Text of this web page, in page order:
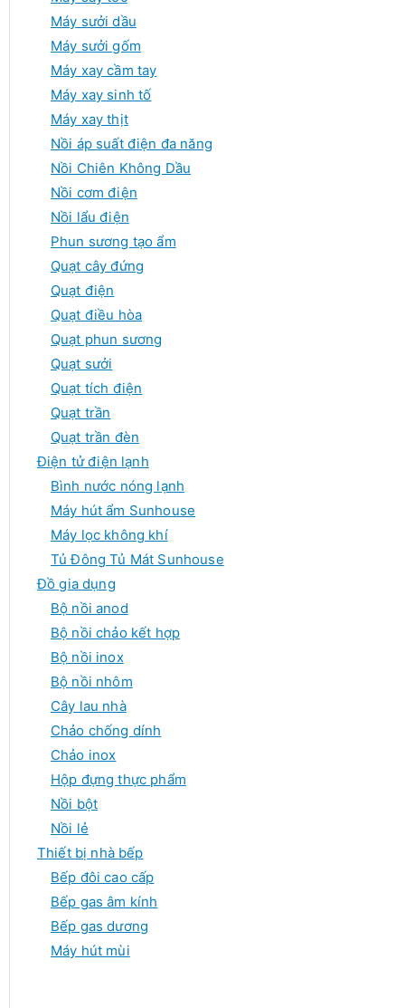
Máy sưởi dầu
Máy sưởi gốm
Máy xay cầm tay
Máy xay sinh tố
Máy xay thịt
Nồi áp suất điện đa năng
Nồi Chiên Không Dầu
Nồi cơm điện
Nồi lẩu điện
Phun sương tạo ẩm
Quạt cây đứng
Quạt điện
Quạt điều hòa
Quạt phun sương
Quạt sưởi
Quạt tích điện
Quạt trần
Quạt trần đèn
Điện tử điện lạnh
Bình nước nóng lạnh
Máy hút ẩm Sunhouse
Máy lọc không khí
Tủ Đông Tủ Mát Sunhouse
Đồ gia dụng
Bộ nồi anod
Bộ nồi chảo kết hợp
Bộ nồi inox
Bộ nồi nhôm
Cây lau nhà
Chảo chống dính
Chảo inox
Hộp đựng thực phẩm
Nồi bột
Nồi lẻ
Thiết bị nhà bếp
Bếp đôi cao cấp
Bếp gas âm kính
Bếp gas dương
Máy hút mùi